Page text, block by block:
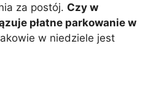
za postój. Czy w
płatne parkowanie w
w niedziele jest